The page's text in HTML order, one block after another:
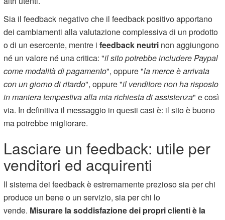
Sia il feedback negativo che il feedback positivo apportano
dei cambiamenti alla valutazione complessiva di un prodotto
o di un esercente, mentre ifeedback neutri non aggiungono
né un valore né una critica: "il sito potrebbe includere Paypal
come modalità di pagamento", oppure "la merce è arrivata
con un giorno di ritardo", oppure "il venditore non ha risposto
in maniera tempestiva alla mia richiesta di assistenza" e così
via. In definitiva il messaggio in questi casi è: il sito è buono
ma potrebbe migliorare.
Lasciare un feedback: utile per
venditori ed acquirenti
Il sistema dei feedback è estremamente prezioso sia per chi
produce un bene o un servizio, sia per chi lo
vende. Misurare la soddisfazione dei propri clienti è la